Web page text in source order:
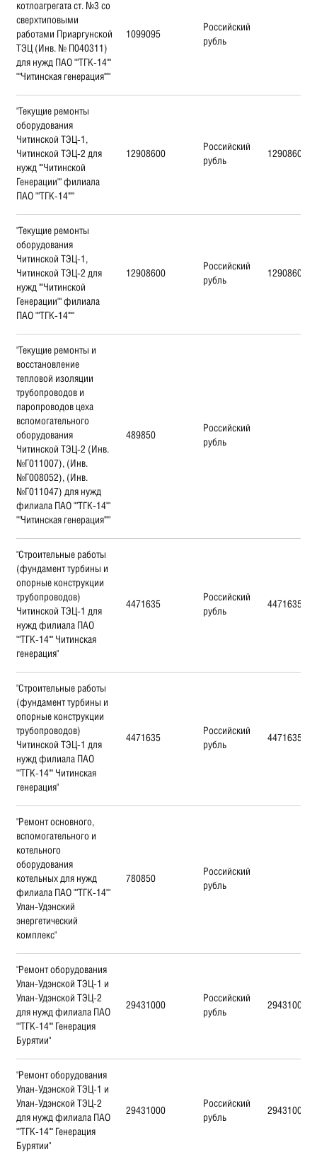
котлоагрегата ст. №3 со
сверхтиповыми
работами Приаргунской
ТЭЦ (Инв. № П040311)
для нужд ПАО ""ТГК-14""
""Читинская генерация"""
1099095
Российский
рубль
"Текущие ремонты
оборудования
Читинской ТЭЦ-1,
Читинской ТЭЦ-2 для
нужд ""Читинской
Генерации"" филиала
ПАО ""ТГК-14"""
12908600
Российский
рубль
12908600
"Текущие ремонты
оборудования
Читинской ТЭЦ-1,
Читинской ТЭЦ-2 для
нужд ""Читинской
Генерации"" филиала
ПАО ""ТГК-14"""
12908600
Российский
рубль
12908600
"Текущие ремонты и
восстановление
тепловой изоляции
трубопроводов и
паропроводов цеха
вспомогательного
оборудования
Читинской ТЭЦ-2 (Инв.
№Г011007), (Инв.
№Г008052), (Инв.
№Г011047) для нужд
филиала ПАО ""ТГК-14""
""Читинская генерация"""
489850
Российский
рубль
"Строительные работы
(фундамент турбины и
опорные конструкции
трубопроводов)
Читинской ТЭЦ-1 для
нужд филиала ПАО
""ТГК-14"" Читинская
генерация"
4471635
Российский
рубль
4471635
"Строительные работы
(фундамент турбины и
опорные конструкции
трубопроводов)
Читинской ТЭЦ-1 для
нужд филиала ПАО
""ТГК-14"" Читинская
генерация"
4471635
Российский
рубль
4471635
"Ремонт основного,
вспомогательного и
котельного
оборудования
котельных для нужд
филиала ПАО ""ТГК-14""
Улан-Удэнский
энергетический
комплекс"
780850
Российский
рубль
"Ремонт оборудования
Улан-Удэнской ТЭЦ-1 и
Улан-Удэнской ТЭЦ-2
для нужд филиала ПАО
""ТГК-14"" Генерация
Бурятии"
29431000
Российский
рубль
29431000
"Ремонт оборудования
Улан-Удэнской ТЭЦ-1 и
Улан-Удэнской ТЭЦ-2
для нужд филиала ПАО
""ТГК-14"" Генерация
Бурятии"
29431000
Российский
рубль
29431000